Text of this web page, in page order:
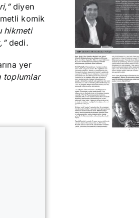
diyen
komik
hikmeti
”dedi.
yer